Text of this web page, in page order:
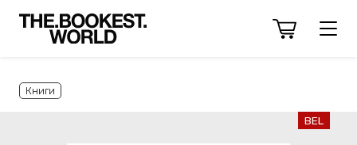
Книги
BEL